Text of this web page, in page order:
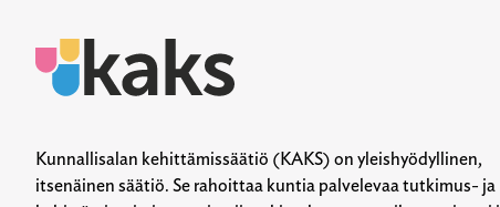
Kunnallisalan kehittämissäätiö (KAKS) on yleishyödyllinen,
itsenäinen säätiö. Se rahoittaa kuntia palvelevaa tutkimus- ja